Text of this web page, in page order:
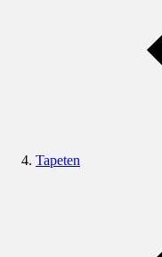
Tapeten